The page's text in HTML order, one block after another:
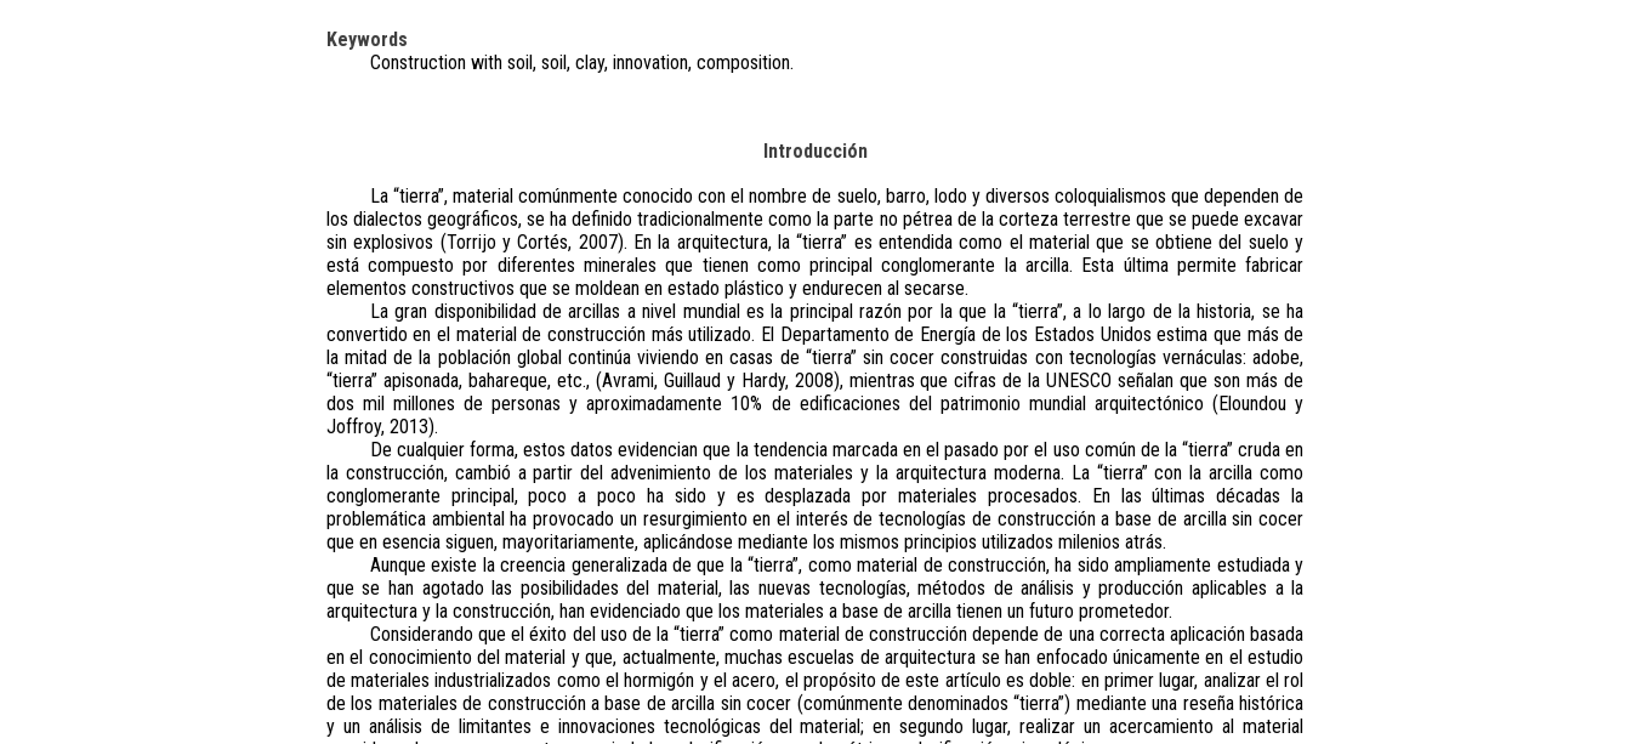
Keywords
Construction with soil, soil, clay, innovation, composition.
Introducción
La “tierra”, material comúnmente conocido con el nombre de suelo, barro, lodo y diversos coloquialismos que dependen de
los dialectos geográficos, se ha definido tradicionalmente como la parte no pétrea de la corteza terrestre que se puede excavar
sin explosivos (Torrijo y Cortés, 2007). En la arquitectura, la “tierra” es entendida como el material que se obtiene del suelo y
está compuesto por diferentes minerales que tienen como principal conglomerante la arcilla. Esta última permite fabricar
elementos constructivos que se moldean en estado plástico y endurecen al secarse.
La gran disponibilidad de arcillas a nivel mundial es la principal razón por la que la “tierra”, a lo largo de la historia, se ha
convertido en el material de construcción más utilizado. El Departamento de Energía de los Estados Unidos estima que más de
la mitad de la población global continúa viviendo en casas de “tierra” sin cocer construidas con tecnologías vernáculas: adobe,
“tierra” apisonada, bahareque, etc., (Avrami, Guillaud y Hardy, 2008), mientras que cifras de la UNESCO señalan que son más de
dos mil millones de personas y aproximadamente 10% de edificaciones del patrimonio mundial arquitectónico (Eloundou y
Joffroy, 2013).
De cualquier forma, estos datos evidencian que la tendencia marcada en el pasado por el uso común de la “tierra” cruda en
la construcción, cambió a partir del advenimiento de los materiales y la arquitectura moderna. La “tierra” con la arcilla como
conglomerante principal, poco a poco ha sido y es desplazada por materiales procesados. En las últimas décadas la
problemática ambiental ha provocado un resurgimiento en el interés de tecnologías de construcción a base de arcilla sin cocer
que en esencia siguen, mayoritariamente, aplicándose mediante los mismos principios utilizados milenios atrás.
Aunque existe la creencia generalizada de que la “tierra”, como material de construcción, ha sido ampliamente estudiada y
que se han agotado las posibilidades del material, las nuevas tecnologías, métodos de análisis y producción aplicables a la
arquitectura y la construcción, han evidenciado que los materiales a base de arcilla tienen un futuro prometedor.
Considerando que el éxito del uso de la “tierra” como material de construcción depende de una correcta aplicación basada
en el conocimiento del material y que, actualmente, muchas escuelas de arquitectura se han enfocado únicamente en el estudio
de materiales industrializados como el hormigón y el acero, el propósito de este artículo es doble: en primer lugar, analizar el rol
de los materiales de construcción a base de arcilla sin cocer (comúnmente denominados “tierra”) mediante una reseña histórica
y un análisis de limitantes e innovaciones tecnológicas del material; en segundo lugar, realizar un acercamiento al material